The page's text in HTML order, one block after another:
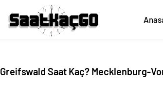
Greifswald Saat Kaç? Mecklenburg-